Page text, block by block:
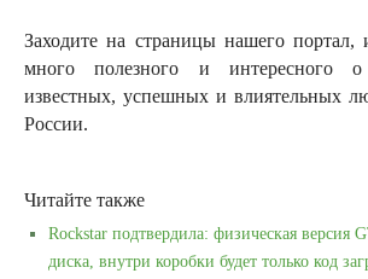
Заходите на страницы нашего портал,
много полезного и интересного
известных, успешных и влиятельных
России.
Читайте также
Rockstar подтвердила: физическая версия
диска, внутри коробки будет только код